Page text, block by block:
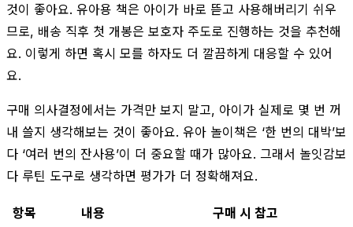
것이 좋아요. 유아용 책은 아이가 바로 뜯고 사용해버리기 쉬우
므로, 배송 직후 첫 개봉은 보호자 주도로 진행하는 것을 추천해
요. 이렇게 하면 혹시 모를 하자도 더 깔끔하게 대응할 수 있어
요.
구매 의사결정에서는 가격만 보지 말고, 아이가 실제로 몇 번 꺼
내 쓸지 생각해보는 것이 좋아요. 유아 놀이책은 ‘한 번의 대박’보
다 ‘여러 번의 잔사용’이 더 중요할 때가 많아요. 그래서 놀잇감보
다 루틴 도구로 생각하면 평가가 더 정확해져요.
항목 내용 구매 시 참고